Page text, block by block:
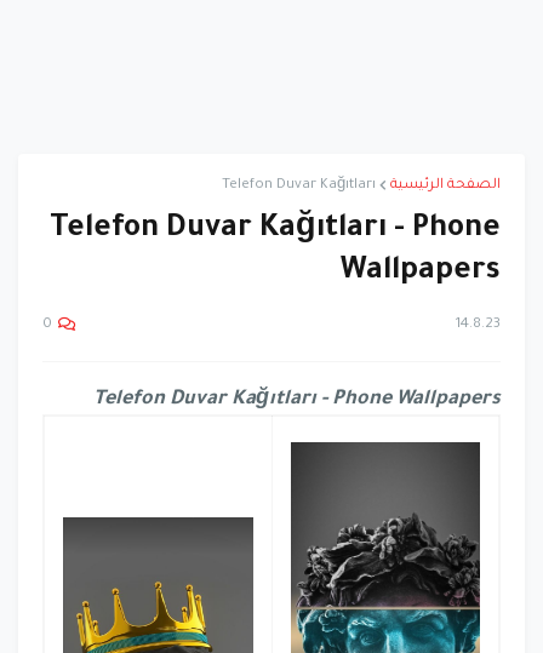
الصفحة الرئيسية Telefon Duvar Kağıtları
Telefon Duvar Kağıtları - Phone
Wallpapers
14.8.23
0
Telefon Duvar Kağıtları - Phone Wallpapers